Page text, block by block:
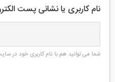
نام کاربری یا نشانی پست
شما می توانید هم با نام کاربری خود در